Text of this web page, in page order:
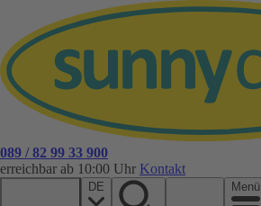
089 / 82 99 33 900
erreichbar ab 10:00 Uhr Kontakt
DE Menü